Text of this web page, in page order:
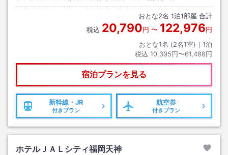
おとな2名 1泊1部屋 合計
税込 20,790円 〜 122,976円
おとな1名 (2名1室)｜ 1泊
税込 10,395円〜61,488円
宿泊プランを見る
新幹線・JR
付きプラン
航空券
付きプラン
ホテルＪＡＬシティ福岡天神